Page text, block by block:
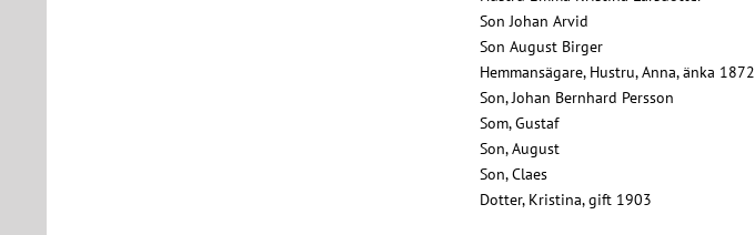
Son Johan Arvid
Son August Birger
Hemmansägare, Hustru, Anna, änka 1872
Son, Johan Bernhard Persson
Som, Gustaf
Son, August
Son, Claes
Dotter, Kristina, gift 1903